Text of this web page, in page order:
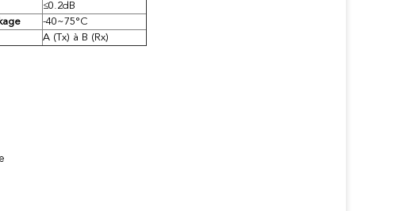
≤0.2dB
-40~75°C
A (Tx) à B (Rx)